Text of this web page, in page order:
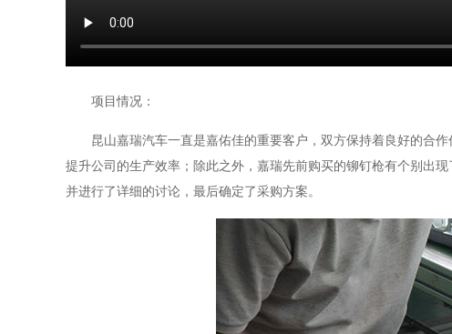
项目情况：
昆山嘉瑞汽车一直是嘉佑佳的重要客户，双方保持着良好的合
提升公司的生产效率；除此之外，嘉瑞先前购买的铆钉枪有个别出
并进行了详细的讨论，最后确定了采购方案。